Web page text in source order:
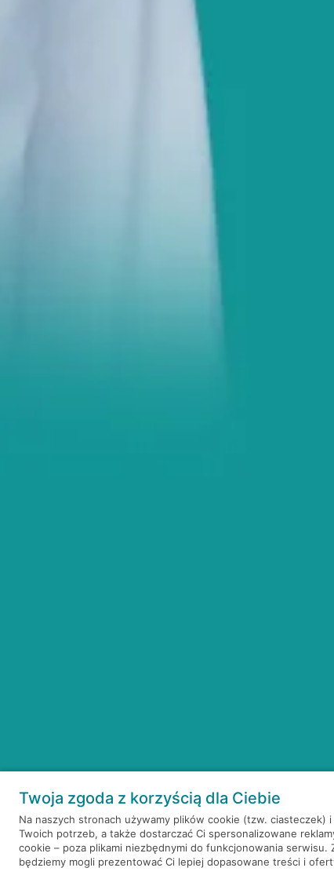
Twoja zgoda z korzyścią dla Ciebie
Na naszych stronach używamy plików cookie (tzw.
Twoich potrzeb, a także dostarczać Ci spersonalizowane
cookie – poza plikami niezbędnymi do funkcjonowania
będziemy mogli prezentować Ci lepiej dopasowane treści i